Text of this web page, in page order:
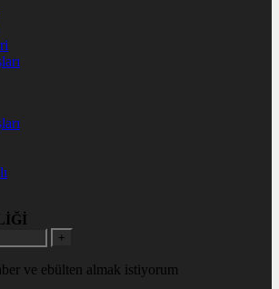
+
ve ebülten almak istiyorum